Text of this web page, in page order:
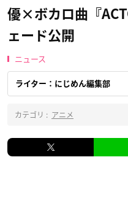
優×ボカロ曲『
ェード公開
ニュース
ライター：にじめん編集部
カテゴリ : アニメ